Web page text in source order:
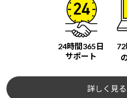
24時間365日
サポート
詳しく見る